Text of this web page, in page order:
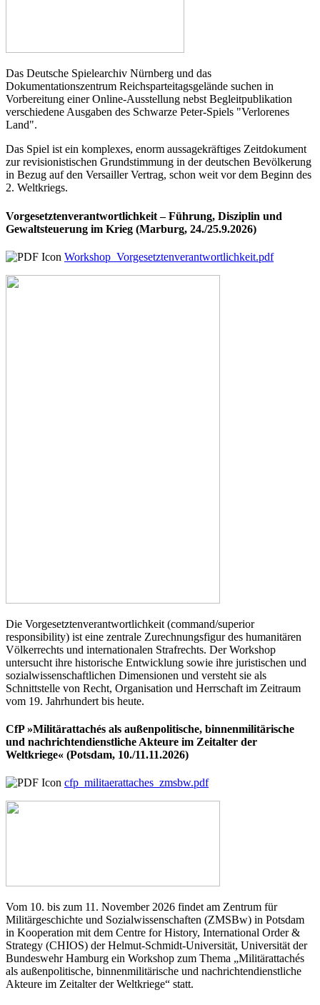
Das Deutsche Spielearchiv Nürnberg und das
Dokumentationszentrum Reichsparteitagsgelände suchen in
Vorbereitung einer Online-Ausstellung nebst Begleitpublikation
verschiedene Ausgaben des Schwarze Peter-Spiels "Verlorenes
Land".
Das Spiel ist ein komplexes, enorm aussagekräftiges Zeitdokument
zur revisionistischen Grundstimmung in der deutschen Bevölkerung
in Bezug auf den Versailler Vertrag, schon weit vor dem Beginn des
2. Weltkriegs.
Vorgesetztenverantwortlichkeit – Führung, Disziplin und
Gewaltsteuerung im Krieg (Marburg, 24./25.9.2026)
Workshop_Vorgesetztenverantwortlichkeit.pdf
Die Vorgesetztenverantwortlichkeit (command/superior
responsibility) ist eine zentrale Zurechnungsfigur des humanitären
Völkerrechts und internationalen Strafrechts. Der Workshop
untersucht ihre historische Entwicklung sowie ihre juristischen und
sozialwissenschaftlichen Dimensionen und versteht sie als
Schnittstelle von Recht, Organisation und Herrschaft im Zeitraum
vom 19. Jahrhundert bis heute.
CfP »Militärattachés als außenpolitische, binnenmilitärische
und nachrichtendienstliche Akteure im Zeitalter der
Weltkriege« (Potsdam, 10./11.11.2026)
cfp_militaerattaches_zmsbw.pdf
Vom 10. bis zum 11. November 2026 findet am Zentrum für
Militärgeschichte und Sozialwissenschaften (ZMSBw) in Potsdam
in Kooperation mit dem Centre for History, International Order &
Strategy (CHIOS) der Helmut-Schmidt-Universität, Universität der
Bundeswehr Hamburg ein Workshop zum Thema „Militärattachés
als außenpolitische, binnenmilitärische und nachrichtendienstliche
Akteure im Zeitalter der Weltkriege“ statt.